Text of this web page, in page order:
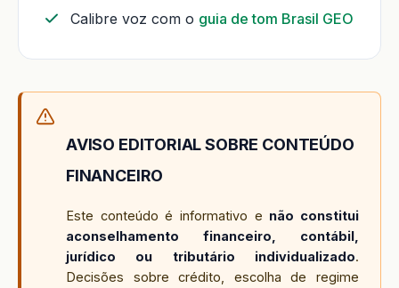
Calibre voz com o guia de tom Brasil GEO
AVISO EDITORIAL SOBRE CONTEÚDO
FINANCEIRO
Este conteúdo é informativo e não constitui
aconselhamento financeiro, contábil,
jurídico ou tributário individualizado.
Decisões sobre crédito, escolha de regime